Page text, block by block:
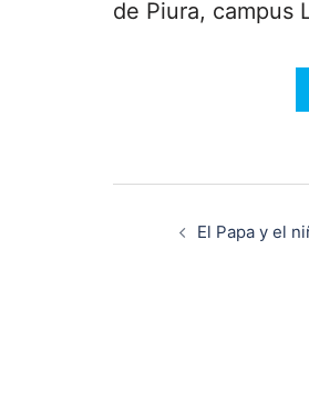
de Piura, campus
El Papa y el